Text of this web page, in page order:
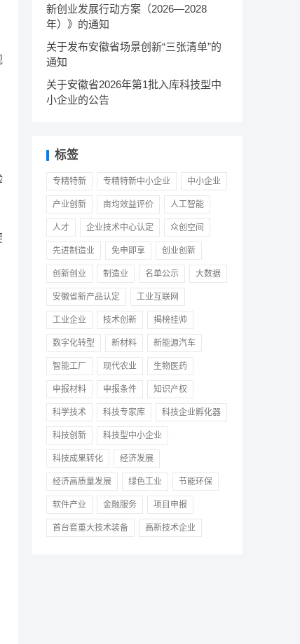
新创业发展行动方案（2026—2028
年）》的通知
关于发布安徽省场景创新“三张清单”的
通知
关于安徽省2026年第1批入库科技型中
小企业的公告
标签
专精特新 专精特新中小企业 中小企业
产业创新 亩均效益评价 人工智能
人才 企业技术中心认定 众创空间
先进制造业 免申即享 创业创新
创新创业 制造业 名单公示 大数据
安徽省新产品认定 工业互联网
工业企业 技术创新 揭榜挂帅
数字化转型 新材料 新能源汽车
智能工厂 现代农业 生物医药
申报材料 申报条件 知识产权
科学技术 科技专家库 科技企业孵化器
科技创新 科技型中小企业
科技成果转化 经济发展
经济高质量发展 绿色工业 节能环保
软件产业 金融服务 项目申报
首台套重大技术装备 高新技术企业